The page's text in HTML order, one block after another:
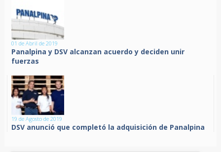
01 de Abril de 2019
Panalpina y DSV alcanzan acuerdo y deciden unir
fuerzas
19 de Agosto de 2019
DSV anunció que completó la adquisición de Panalpina